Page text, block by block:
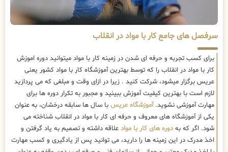
سرفصل های جامع کار با مواد در انقلاب
برای کسب تجربه و حرفه ای شدن در زمینه کار با مواد میتوانید دوره اموزش
کار با مواد در انقلاب را که توسط بهترینآموزشگاه کار با مواد کشور یعنی
عریس برگزار میشود، شرکت کنید . زیرا در ازای وقت و مبلغی که می پردازید
لازم است با بهترین کیفیت آموزش ببینید و مجبور به تکرار دوره ها برای
مهارت آموزشی نشوید.آموزشگاه عریس با سال ها سابقه درخشان، به عنوان
یکی از آموزشگاه های معروف و حرفه ای کار با مواد در انقلاب شناخته می
شود. اگر که بهدوره های کار با مواد علاقه داشته و تصمیم به یاد گرفتن و
اخذ مدرک در این زمینه ها را دارید، می توانید پس از یادگیری و کسب مهارت